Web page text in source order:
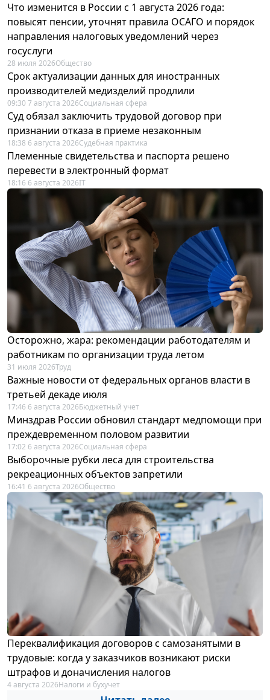
Что изменится в России с 1 августа 2026 года:
повысят пенсии, уточнят правила ОСАГО и порядок
направления налоговых уведомлений через
госуслуги
28 июля 2026Общество
Срок актуализации данных для иностранных
производителей медизделий продлили
09:30 7 августа 2026Социальная сфера
Суд обязал заключить трудовой договор при
признании отказа в приеме незаконным
18:38 6 августа 2026Судебная практика
Племенные свидетельства и паспорта решено
перевести в электронный формат
18:16 6 августа 2026IT
Осторожно, жара: рекомендации работодателям и
работникам по организации труда летом
31 июля 2026Труд
Важные новости от федеральных органов власти в
третьей декаде июля
17:46 6 августа 2026Бюджетный учет
Минздрав России обновил стандарт медпомощи при
преждевременном половом развитии
17:02 6 августа 2026Социальная сфера
Выборочные рубки леса для строительства
рекреационных объектов запретили
16:41 6 августа 2026Общество
Переквалификация договоров с самозанятыми в
трудовые: когда у заказчиков возникают риски
штрафов и доначисления налогов
4 августа 2026Налоги и бухучет